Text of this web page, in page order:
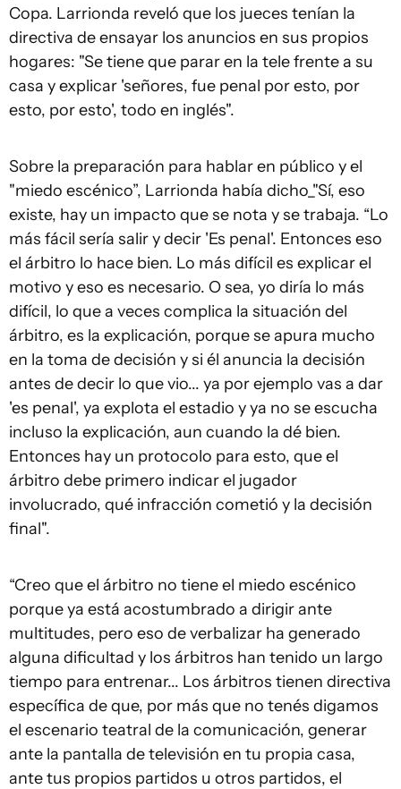
Copa. Larrionda reveló que los jueces tenían la
directiva de ensayar los anuncios en sus propios
hogares: "Se tiene que parar en la tele frente a su
casa y explicar 'señores, fue penal por esto, por
esto, por esto', todo en inglés".
Sobre la preparación para hablar en público y el
"miedo escénico”, Larrionda había dicho_"Sí, eso
existe, hay un impacto que se nota y se trabaja. “Lo
más fácil sería salir y decir 'Es penal'. Entonces eso
el árbitro lo hace bien. Lo más difícil es explicar el
motivo y eso es necesario. O sea, yo diría lo más
difícil, lo que a veces complica la situación del
árbitro, es la explicación, porque se apura mucho
en la toma de decisión y si él anuncia la decisión
antes de decir lo que vio... ya por ejemplo vas a dar
'es penal', ya explota el estadio y ya no se escucha
incluso la explicación, aun cuando la dé bien.
Entonces hay un protocolo para esto, que el
árbitro debe primero indicar el jugador
involucrado, qué infracción cometió y la decisión
final".
“Creo que el árbitro no tiene el miedo escénico
porque ya está acostumbrado a dirigir ante
multitudes, pero eso de verbalizar ha generado
alguna dificultad y los árbitros han tenido un largo
tiempo para entrenar... Los árbitros tienen directiva
específica de que, por más que no tenés digamos
el escenario teatral de la comunicación, generar
ante la pantalla de televisión en tu propia casa,
ante tus propios partidos u otros partidos, el